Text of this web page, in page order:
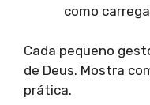
como
Cada pequeno
de Deus. Mostra
prática.